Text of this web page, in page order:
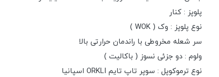
پلوپز : کنار
نوع پلوپز : وک ( WOK )
سر شعله مخروطی با راندمان حرارتی بالا
ولوم : دو جزئی نسوز ( باکالیت )
نوع ترموکوپل : سوپر تاپ تایم ORKLI اسپانیا